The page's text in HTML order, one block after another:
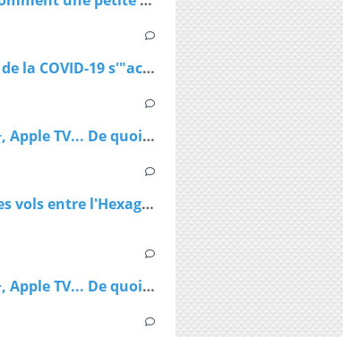
La propagation de la COVID-19 s'"accélère" au Royaume-Uni
Netflix, Disney+, Apple TV... De quoi passer du bon temps pendant le confinement
Coronavirus : Les vols entre l'Hexagone et l'Outre-Mer interdits dès lundi
Netflix, Disney+, Apple TV... De quoi passer du bon temps pendant le confinement